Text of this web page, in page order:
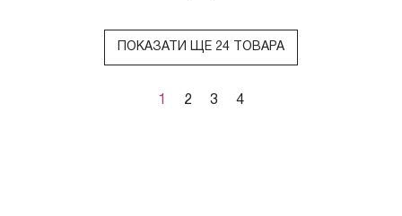
ПОКАЗАТИ ЩЕ 24 ТОВАРА
1 2 3 4